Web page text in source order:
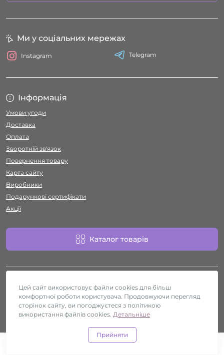
0
Інформація
Умови угоди
Доставка
Оплата
Зворотній зв'язок
Повернення товару
Карта сайту
Виробники
Подарункові сертифікати
Акції
Каталог товарів
Ми у соціальних мережах
Instagram Telegram
Секс-шоп Htyvka © 2026
Цей сайт використовує файли cookies для більш
комфортної роботи користувача. Продовжуючи перегляд
сторінок сайту, ви погоджуєтеся з політикою
використання файлів cookies. Детальніше
Прийняти